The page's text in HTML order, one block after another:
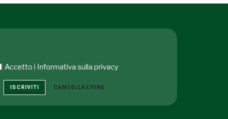
Accetto i Informativa sulla privacy
ISCRIVITI CANCELLAZIONE